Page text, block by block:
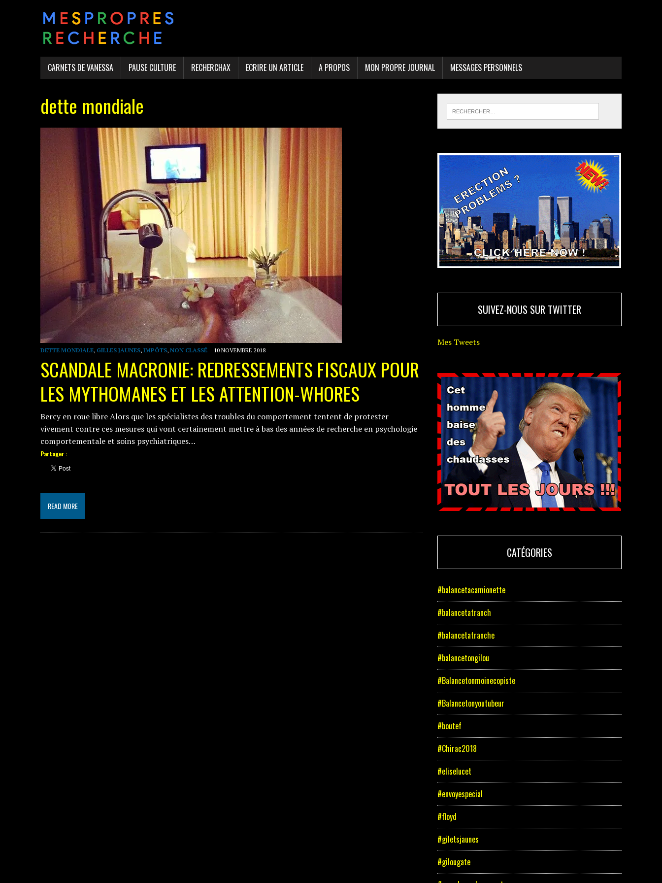
CARNETS DE VANESSA PAUSE CULTURE RECHERCHAX ECRIRE UN ARTICLE A PROPOS MON PROPRE JOURNAL MESSAGES PERSONNELS
dette mondiale
DETTE MONDIALE, GILLES JAUNES, IMPÔTS, NON CLASSÉ 10 NOVEMBRE 2018
SCANDALE MACRONIE: REDRESSEMENTS FISCAUX POUR
LES MYTHOMANES ET LES ATTENTION-WHORES
Bercy en roue libre Alors que les spécialistes des troubles du comportement tentent de protester
vivement contre ces mesures qui vont certainement mettre à bas des années de recherche en psychologie
comportementale et soins psychiatriques…
Partager :
READ MORE
SUIVEZ-NOUS SUR TWITTER
Mes Tweets
CATÉGORIES
#balancetacamionette
#balancetatranch
#balancetatranche
#balancetongilou
#Balancetonmoinecopiste
#Balancetonyoutubeur
#boutef
#Chirac2018
#eliselucet
#envoyespecial
#floyd
#giletsjaunes
#gilougate